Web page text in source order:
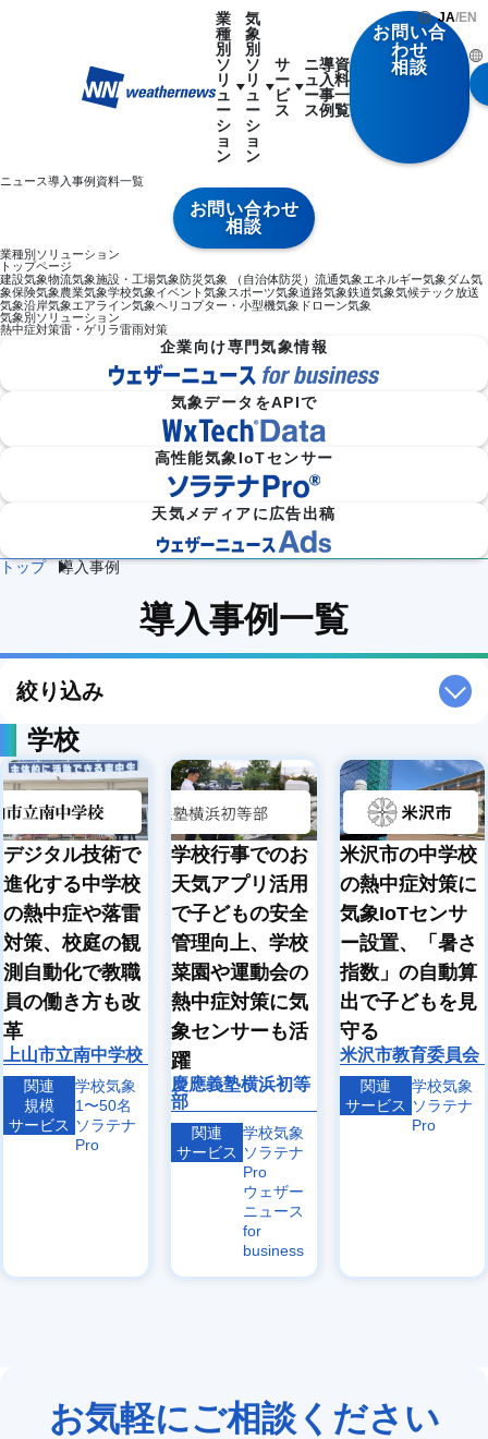
業
種
別
ソ
リ
ュ
ー
シ
ョ
ン
象
物
流
気
象
施
設・
気象
防
災）
気
象
ギ
ー
気
象
気象
気象
農
業
気
象
学
校
気
象
イベ
ント
気象
スポ
ーツ
気象
道
路
気
象
鉄
道
気
象
気候
放送
気象
岸
象
エ
ア
ン
気
象
ヘリ
コプ
ー・
小型
機気
ドロ
ーン
気象
気
象
別
ソ
リ
ュ
ー
シ
ョ
ン
雷・ゲリ
ラ雷雨対
策
サ
ー
ビ
ス
企業向け専門気象情報 気象データをAPIで
ニ
ュ
ー
ス
導
入
事
例
資
料
一
覧
お問い合
わせ
相談
ニュース導入事例資料一覧
お問い合わせ
相談
業種別ソリューション
トップページ
建設気象物流気象施設・工場気象防災気象 （自治体防災） 流通気象エネルギー気象ダム気
象保険気象農業気象学校気象イベント気象スポーツ気象道路気象鉄道気象気候テック放送
気象沿岸気象エアライン気象ヘリコプター・小型機気象 ドローン気象
気象別ソリューション
熱中症対策雷・ゲリラ雷雨対策
企業向け専門気象情報
気象データをAPIで
高性能気象IoTセンサー
天気メディアに広告出稿
JA/EN
トップ 導入事例
導入事例一覧
絞り込み
学校
デジタル技術で
進化する中学校
の熱中症や落雷
対策、校庭の観
測自動化で教職
員の働き方も改
革
上山市立南中学校
関連
学校気象
規模
1〜50名
サービス ソラテナ
Pro
学校行事でのお
天気アプリ活用
で子どもの安全
管理向上、学校
菜園や運動会の
熱中症対策に気
象センサーも活
躍
慶應義塾横浜初等
部
関連
学校気象
サービス ソラテナ
Pro
ウェザー
ニュース
for
business
米沢市の中学校
の熱中症対策に
気象IoTセンサ
ー設置、「暑さ
指数」の自動算
出で子どもを見
守る
米沢市教育委員会
関連
学校気象
サービス ソラテナ
Pro
お気軽にご相談ください